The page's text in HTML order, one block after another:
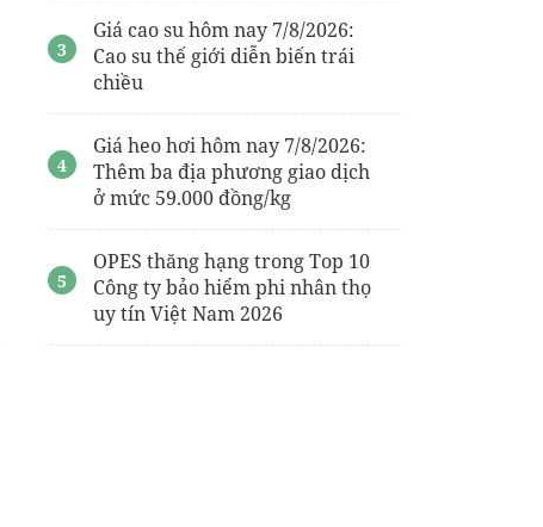
Giá cao su hôm nay 7/8/2026:
Cao su thế giới diễn biến trái
chiều
Giá heo hơi hôm nay 7/8/2026:
Thêm ba địa phương giao dịch
ở mức 59.000 đồng/kg
OPES thăng hạng trong Top 10
Công ty bảo hiểm phi nhân thọ
uy tín Việt Nam 2026